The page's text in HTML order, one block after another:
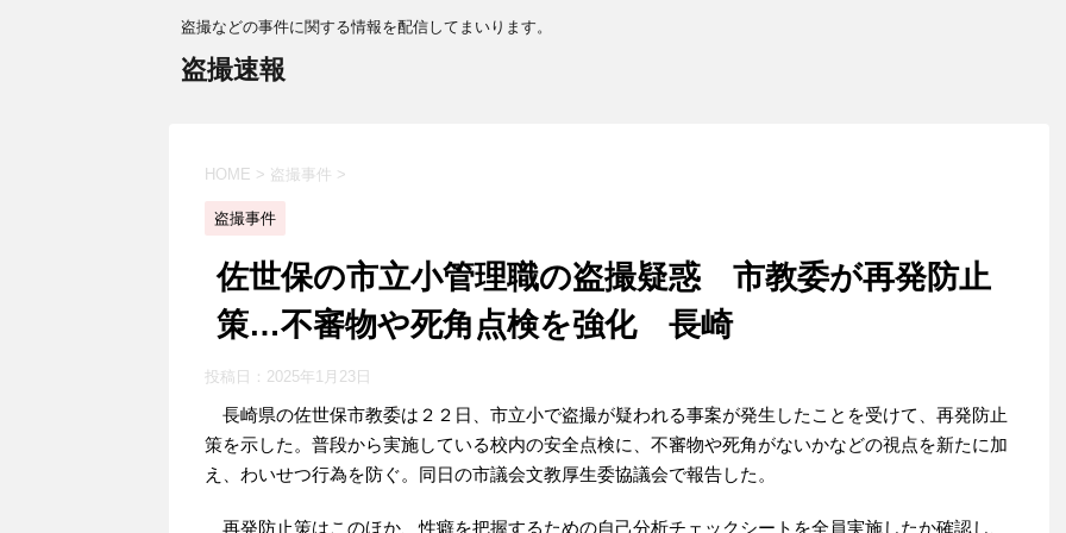
盗撮などの事件に関する情報を配信してまいります。
盗撮速報
HOME > 盗撮事件 >
盗撮事件
佐世保の市立小管理職の盗撮疑惑 市教委が再発防止
策…不審物や死角点検を強化 長崎
投稿日： 2025年1月23日
長崎県の佐世保市教委は２２日、市立小で盗撮が疑われる事案が発生したことを受けて、再発防止
策を示した。普段から実施している校内の安全点検に、不審物や死角がないかなどの視点を新たに加
え、わいせつ行為を防ぐ。同日の市議会文教厚生委協議会で報告した。
再発防止策はこのほか、性癖を把握するための自己分析チェックシートを全員実施したか確認し、